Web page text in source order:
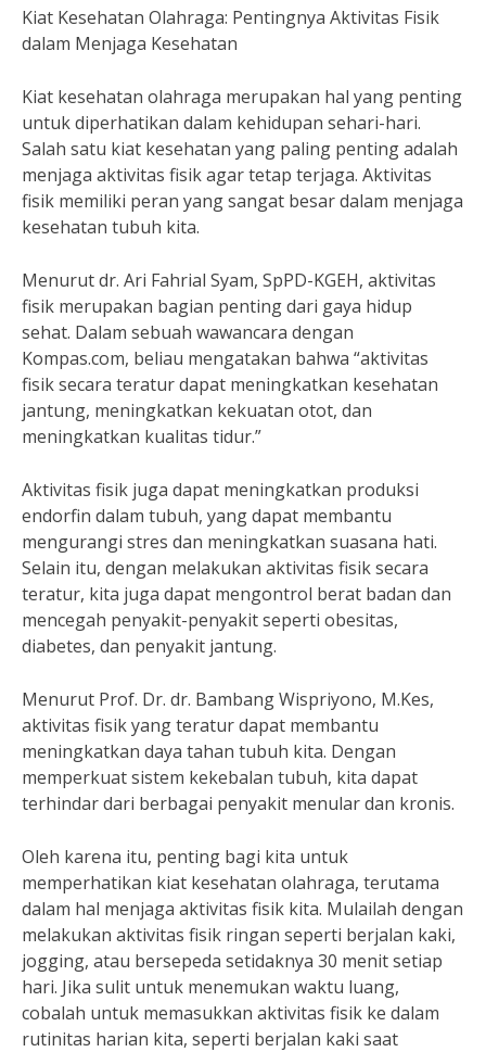
Kiat Kesehatan Olahraga: Pentingnya Aktivitas Fisik
dalam Menjaga Kesehatan
Kiat kesehatan olahraga merupakan hal yang penting
untuk diperhatikan dalam kehidupan sehari-hari.
Salah satu kiat kesehatan yang paling penting adalah
menjaga aktivitas fisik agar tetap terjaga. Aktivitas
fisik memiliki peran yang sangat besar dalam menjaga
kesehatan tubuh kita.
Menurut dr. Ari Fahrial Syam, SpPD-KGEH, aktivitas
fisik merupakan bagian penting dari gaya hidup
sehat. Dalam sebuah wawancara dengan
Kompas.com, beliau mengatakan bahwa “aktivitas
fisik secara teratur dapat meningkatkan kesehatan
jantung, meningkatkan kekuatan otot, dan
meningkatkan kualitas tidur.”
Aktivitas fisik juga dapat meningkatkan produksi
endorfin dalam tubuh, yang dapat membantu
mengurangi stres dan meningkatkan suasana hati.
Selain itu, dengan melakukan aktivitas fisik secara
teratur, kita juga dapat mengontrol berat badan dan
mencegah penyakit-penyakit seperti obesitas,
diabetes, dan penyakit jantung.
Menurut Prof. Dr. dr. Bambang Wispriyono, M.Kes,
aktivitas fisik yang teratur dapat membantu
meningkatkan daya tahan tubuh kita. Dengan
memperkuat sistem kekebalan tubuh, kita dapat
terhindar dari berbagai penyakit menular dan kronis.
Oleh karena itu, penting bagi kita untuk
memperhatikan kiat kesehatan olahraga, terutama
dalam hal menjaga aktivitas fisik kita. Mulailah dengan
melakukan aktivitas fisik ringan seperti berjalan kaki,
jogging, atau bersepeda setidaknya 30 menit setiap
hari. Jika sulit untuk menemukan waktu luang,
cobalah untuk memasukkan aktivitas fisik ke dalam
rutinitas harian kita, seperti berjalan kaki saat